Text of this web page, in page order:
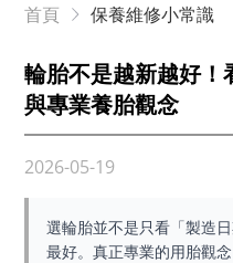
首頁 保養維修小常識
輪胎不是越新越好
與專業養胎觀念
2026-05-19
選輪胎並不是只看「製造
最好。真正專業的用胎觀